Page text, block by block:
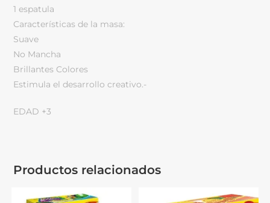
1 espatula
Características de la masa:
Suave
No Mancha
Brillantes Colores
Estimula el desarrollo creativo.-
EDAD +3
Productos relacionados